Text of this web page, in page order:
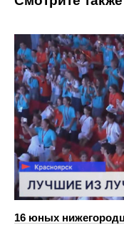
16 юных